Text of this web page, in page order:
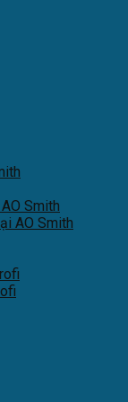
Smith
AO Smith